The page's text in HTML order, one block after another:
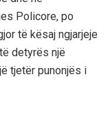
Policore, po
të kësaj ngjarjeje
detyrës një
tjetër punonjës i